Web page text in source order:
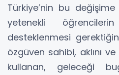
Türkiye’nin bu
yetenekli
desteklenmesi
özgüven sahibi, aklını
kullanan, geleceği